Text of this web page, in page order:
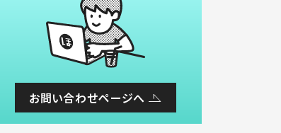
お問い合わせページへ